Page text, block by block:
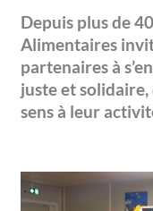
Depuis plus de
Alimentaires
partenaires à
juste et
sens à leur